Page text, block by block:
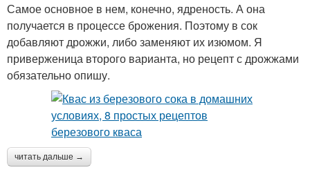
Самое основное в нем, конечно, ядреность. А она
получается в процессе брожения. Поэтому в сок
добавляют дрожжи, либо заменяют их изюмом. Я
приверженица второго варианта, но рецепт с дрожжами
обязательно опишу.
читать дальше →